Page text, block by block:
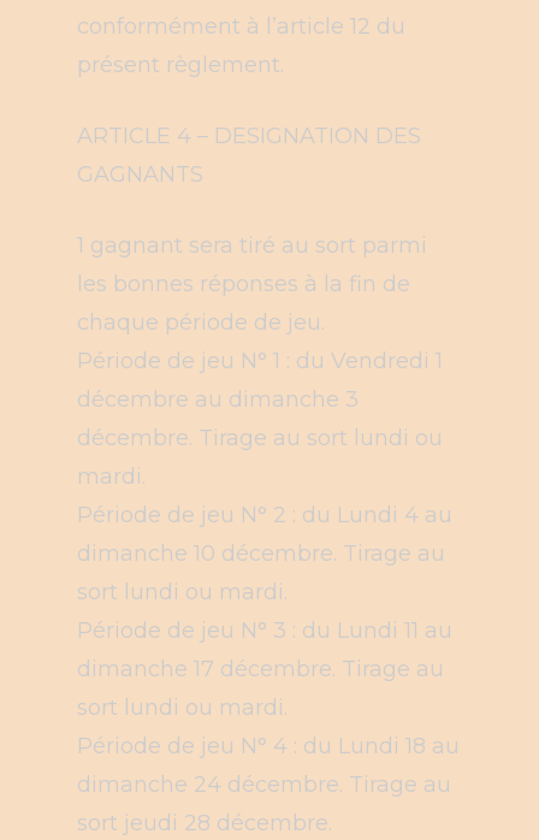
conformément à l’article 12 du
présent règlement.
ARTICLE 4 – DESIGNATION DES
GAGNANTS
1 gagnant sera tiré au sort parmi
les bonnes réponses à la fin de
chaque période de jeu.
Période de jeu N° 1 : du Vendredi 1
décembre au dimanche 3
décembre. Tirage au sort lundi ou
mardi.
Période de jeu N° 2 : du Lundi 4 au
dimanche 10 décembre. Tirage au
sort lundi ou mardi.
Période de jeu N° 3 : du Lundi 11 au
dimanche 17 décembre. Tirage au
sort lundi ou mardi.
Période de jeu N° 4 : du Lundi 18 au
dimanche 24 décembre. Tirage au
sort jeudi 28 décembre.